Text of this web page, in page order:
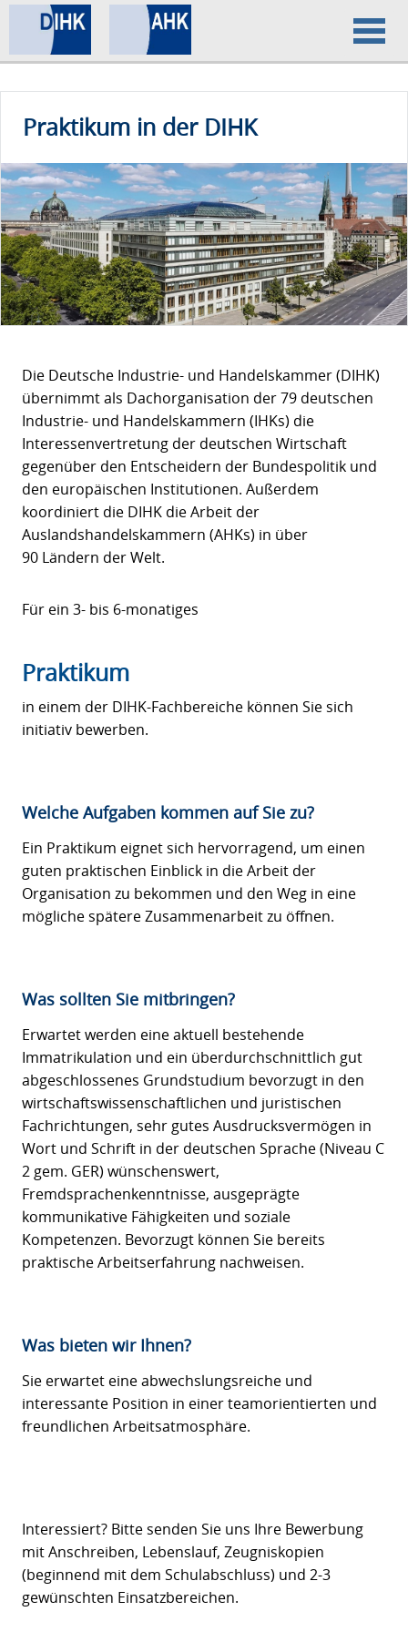
Datenschutz
Impressum
Praktikum in der DIHK
Die Deutsche Industrie- und Handelskammer (DIHK)
übernimmt als Dachorganisation der 79 deutschen
Industrie- und Handelskammern (IHKs) die
Interessenvertretung der deutschen Wirtschaft
gegenüber den Entscheidern der Bundespolitik und
den europäischen Institutionen. Außerdem
koordiniert die DIHK die Arbeit der
Auslandshandelskammern (AHKs) in über
90 Ländern der Welt.
Für ein 3- bis 6-monatiges
Praktikum
in einem der DIHK-Fachbereiche können Sie sich
initiativ bewerben.
Welche Aufgaben kommen auf Sie zu?
Ein Praktikum eignet sich hervorragend, um einen
guten praktischen Einblick in die Arbeit der
Organisation zu bekommen und den Weg in eine
mögliche spätere Zusammenarbeit zu öffnen.
Was sollten Sie mitbringen?
Erwartet werden eine aktuell bestehende
Immatrikulation und ein überdurchschnittlich gut
abgeschlossenes Grundstudium bevorzugt in den
wirtschaftswissenschaftlichen und juristischen
Fachrichtungen, sehr gutes Ausdrucksvermögen in
Wort und Schrift in der deutschen Sprache (Niveau C
2 gem. GER) wünschenswert,
Fremdsprachenkenntnisse, ausgeprägte
kommunikative Fähigkeiten und soziale
Kompetenzen. Bevorzugt können Sie bereits
praktische Arbeitserfahrung nachweisen.
Was bieten wir Ihnen?
Sie erwartet eine abwechslungsreiche und
interessante Position in einer teamorientierten und
freundlichen Arbeitsatmosphäre.
Interessiert? Bitte senden Sie uns Ihre Bewerbung
mit Anschreiben, Lebenslauf, Zeugniskopien
(beginnend mit dem Schulabschluss) und 2-3
gewünschten Einsatzbereichen.